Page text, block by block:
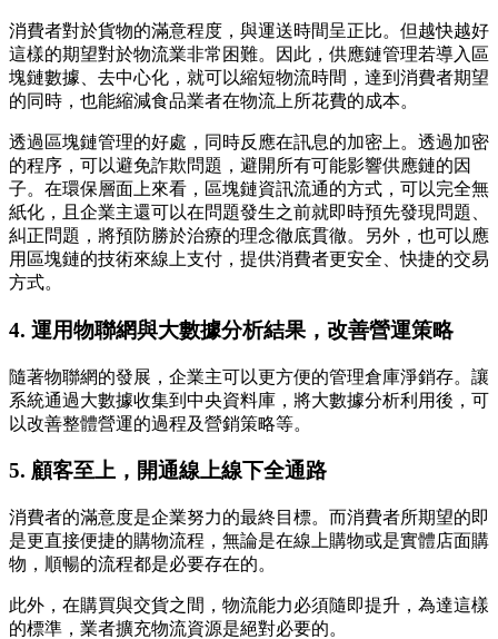
消費者對於貨物的滿意程度，與運送時間呈正比。但越快越好
這樣的期望對於物流業非常困難。因此，供應鏈管理若導入區
塊鏈數據、去中心化，就可以縮短物流時間，達到消費者期望
的同時，也能縮減食品業者在物流上所花費的成本。
透過區塊鏈管理的好處，同時反應在訊息的加密上。透過加密
的程序，可以避免詐欺問題，避開所有可能影響供應鏈的因
子。在環保層面上來看，區塊鏈資訊流通的方式，可以完全無
紙化，且企業主還可以在問題發生之前就即時預先發現問題、
糾正問題，將預防勝於治療的理念徹底貫徹。另外，也可以應
用區塊鏈的技術來線上支付，提供消費者更安全、快捷的交易
方式。
4. 運用物聯網與大數據分析結果，改善營運策略
隨著物聯網的發展，企業主可以更方便的管理倉庫淨銷存。讓
系統通過大數據收集到中央資料庫，將大數據分析利用後，可
以改善整體營運的過程及營銷策略等。
5. 顧客至上，開通線上線下全通路
消費者的滿意度是企業努力的最終目標。而消費者所期望的即
是更直接便捷的購物流程，無論是在線上購物或是實體店面購
物，順暢的流程都是必要存在的。
此外，在購買與交貨之間，物流能力必須隨即提升，為達這樣
的標準，業者擴充物流資源是絕對必要的。